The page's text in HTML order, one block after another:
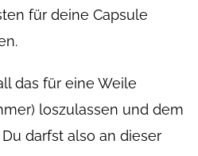
für deine Capsule
das für eine Weile
loszulassen und dem
darfst also an dieser